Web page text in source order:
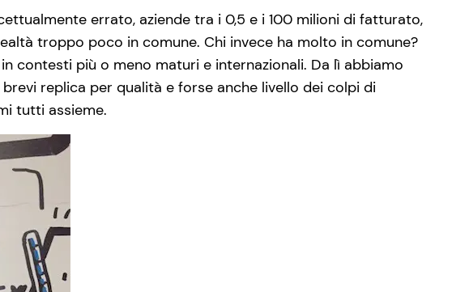
errato, aziende tra i 0,5 e i 100 milioni di fatturato,
troppo poco in comune. Chi invece ha molto in comune?
contesti più o meno maturi e internazionali. Da lì abbiamo
replica per qualità e forse anche livello dei colpi di
tutti assieme.